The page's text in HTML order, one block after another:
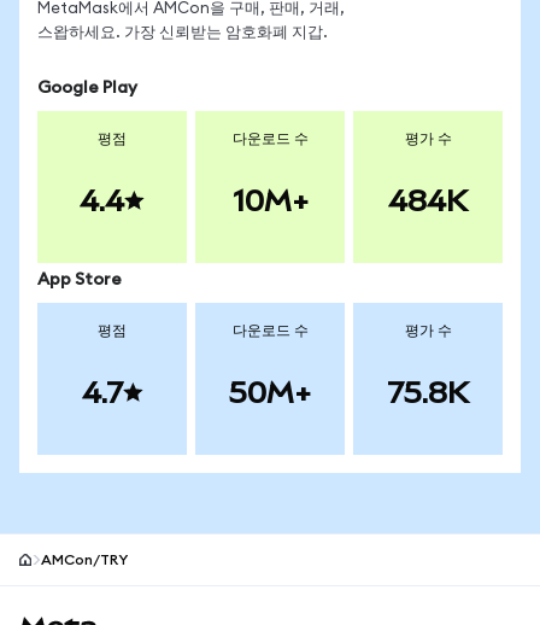
MetaMask에서 AMCon을 구매, 판매, 거래,
스왑하세요. 가장 신뢰받는 암호화폐 지갑.
Google Play
평점
4.4
다운로드 수
10M+
평가 수
484K
App Store
평점
4.7
다운로드 수
50M+
평가 수
75.8K
AMCon/TRY